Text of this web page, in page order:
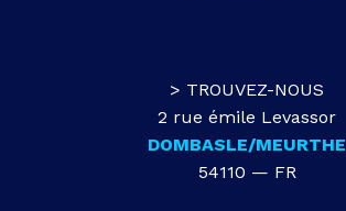
> TROUVEZ-NOUS
2 rue émile Levassor
DOMBASLE/MEURTHE
54110 — FR